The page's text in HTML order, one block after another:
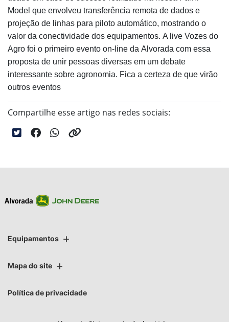
Model que envolveu transferência remota de dados e
projeção de linhas para piloto automático, mostrando o
valor da conectividade dos equipamentos. A live Vozes do
Agro foi o primeiro evento on-line da Alvorada com essa
proposta de unir pessoas diversas em um debate
interessante sobre agronomia. Fica a certeza de que virão
outros eventos
Compartilhe esse artigo nas redes sociais:
Equipamentos
Mapa do site
Política de privacidade